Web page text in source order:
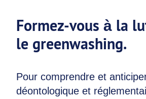
Formez-vous à la
le greenwashing.
Pour comprendre et
déontologique et